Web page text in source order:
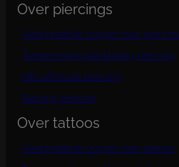
Over piercings
Veelgestelde vragen over piercen
Toestemmingsverklaring piercing
Info afspraak piercing
Nazorg piercing
Over tattoos
Veelgestelde vragen over tattoos